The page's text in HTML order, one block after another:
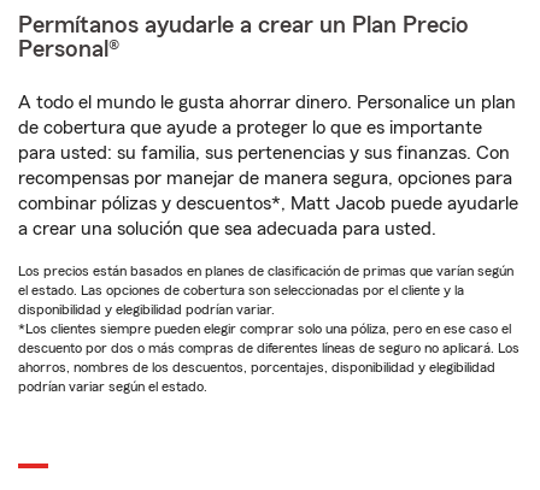
Permítanos ayudarle a crear un Plan Precio
Personal®
A todo el mundo le gusta ahorrar dinero. Personalice un plan
de cobertura que ayude a proteger lo que es importante
para usted: su familia, sus pertenencias y sus finanzas. Con
recompensas por manejar de manera segura, opciones para
combinar pólizas y descuentos*, Matt Jacob puede ayudarle
a crear una solución que sea adecuada para usted.
Los precios están basados en planes de clasificación de primas que varían según
el estado. Las opciones de cobertura son seleccionadas por el cliente y la
disponibilidad y elegibilidad podrían variar.
*Los clientes siempre pueden elegir comprar solo una póliza, pero en ese caso el
descuento por dos o más compras de diferentes líneas de seguro no aplicará. Los
ahorros, nombres de los descuentos, porcentajes, disponibilidad y elegibilidad
podrían variar según el estado.